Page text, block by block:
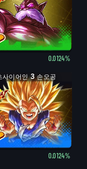
0.0124%
사이어인 3 손오공
0.0124%